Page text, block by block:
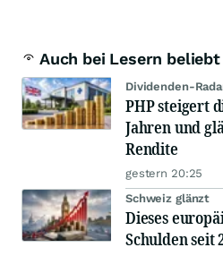
Auch bei Lesern beliebt
Dividenden-
PHP steigert
Jahren und
Rendite
gestern 20:25
Schweiz glänzt
Dieses
Schulden seit